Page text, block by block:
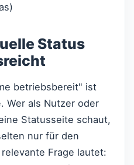
Status
betriebsbereit" ist
Wer als Nutzer oder
Statusseite schaut,
nur für den
Frage lautet: